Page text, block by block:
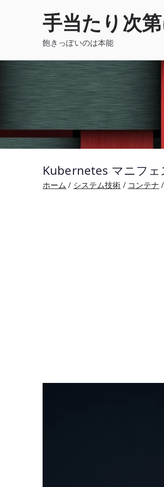
手当たり次
飽きっぽいのは本能
Kubernetes マニフ
ホーム システム技術 コンテナ